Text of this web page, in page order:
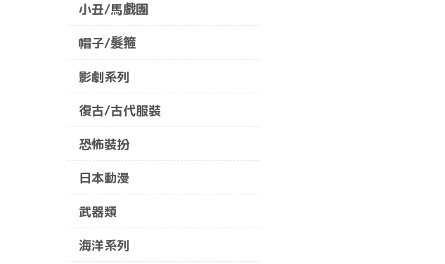
小丑/馬戲團
帽子/髮箍
影劇系列
復古/古代服裝
恐怖裝扮
日本動漫
武器類
海洋系列